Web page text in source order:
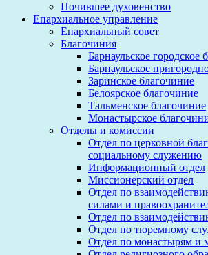
Почившее духовенство
Епархиальное управление
Епархиальный совет
Благочиния
Барнаульское городское
Барнаульское
Заринское благочиние
Белоярское благочиние
Тальменское благочиние
Монастырское
Отделы и комиссии
Отдел по церковной
социальному служению
Информационный отдел
Миссионерский отдел
Отдел по
силами и
Отдел по
Отдел по тюремному
Отдел по монастырям и